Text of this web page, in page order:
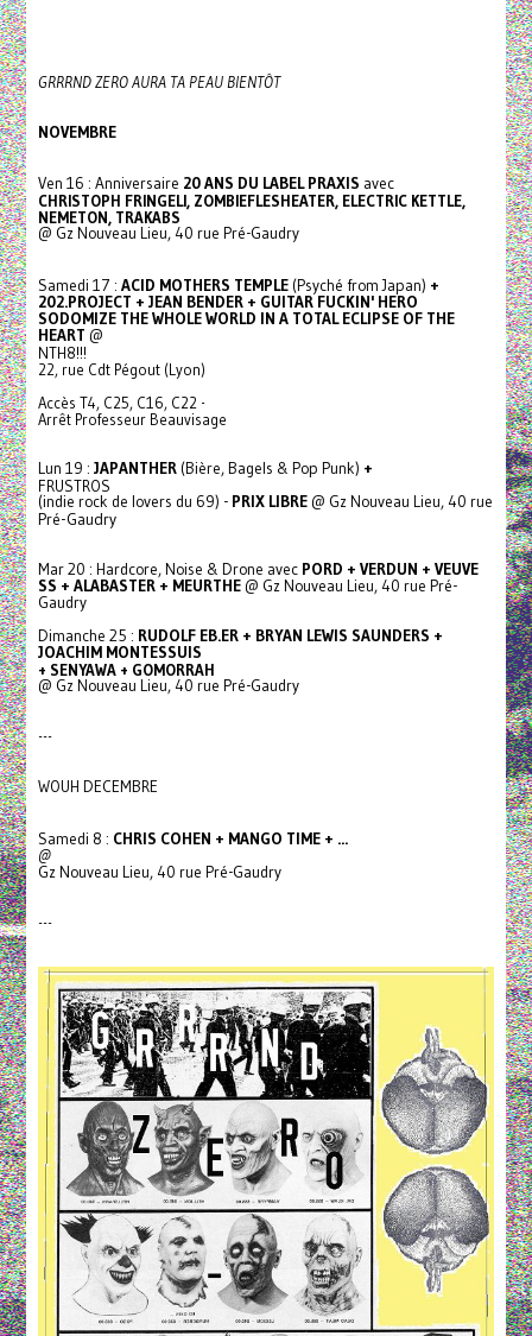
GRRRND ZERO AURA TA PEAU BIENTÔT
NOVEMBRE
Ven 16 : Anniversaire 20 ANS DU LABEL PRAXIS avec
CHRISTOPH FRINGELI, ZOMBIEFLESHEATER, ELECTRIC KETTLE,
NEMETON, TRAKABS
@ Gz Nouveau Lieu, 40 rue Pré-Gaudry
Samedi 17 : ACID MOTHERS TEMPLE (Psyché from Japan) +
202.PROJECT + JEAN BENDER + GUITAR FUCKIN' HERO
SODOMIZE THE WHOLE WORLD IN A TOTAL ECLIPSE OF THE
HEART @
NTH8!!!
22, rue Cdt Pégout (Lyon)
Accès T4, C25, C16, C22 -
Arrêt Professeur Beauvisage
Lun 19 : JAPANTHER (Bière, Bagels & Pop Punk) +
FRUSTROS
(indie rock de lovers du 69) - PRIX LIBRE @ Gz Nouveau Lieu, 40 rue
Pré-Gaudry
Mar 20 : Hardcore, Noise & Drone avec PORD + VERDUN + VEUVE
SS + ALABASTER + MEURTHE @ Gz Nouveau Lieu, 40 rue Pré-
Gaudry
Dimanche 25 : RUDOLF EB.ER + BRYAN LEWIS SAUNDERS +
JOACHIM MONTESSUIS
+ SENYAWA + GOMORRAH
@ Gz Nouveau Lieu, 40 rue Pré-Gaudry
---
WOUH DECEMBRE
Samedi 8 : CHRIS COHEN + MANGO TIME + ...
@
Gz Nouveau Lieu, 40 rue Pré-Gaudry
---